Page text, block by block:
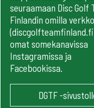
seuraamaan Disc Golf
Finlandin omilla
omat somekanavissa
Instagramissa ja
Facebookissa.
DGTF -